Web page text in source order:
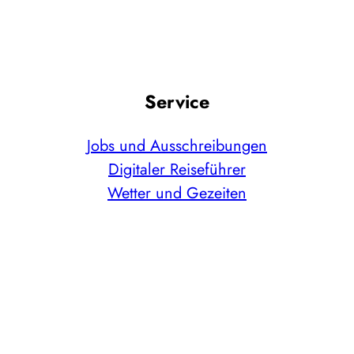
Service
Jobs und Ausschreibungen
Digitaler Reiseführer
Wetter und Gezeiten